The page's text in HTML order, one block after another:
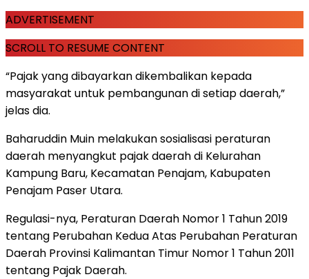
ADVERTISEMENT
SCROLL TO RESUME CONTENT
“Pajak yang dibayarkan dikembalikan kepada
masyarakat untuk pembangunan di setiap daerah,”
jelas dia.
Baharuddin Muin melakukan sosialisasi peraturan
daerah menyangkut pajak daerah di Kelurahan
Kampung Baru, Kecamatan Penajam, Kabupaten
Penajam Paser Utara.
Regulasi-nya, Peraturan Daerah Nomor 1 Tahun 2019
tentang Perubahan Kedua Atas Perubahan Peraturan
Daerah Provinsi Kalimantan Timur Nomor 1 Tahun 2011
tentang Pajak Daerah.